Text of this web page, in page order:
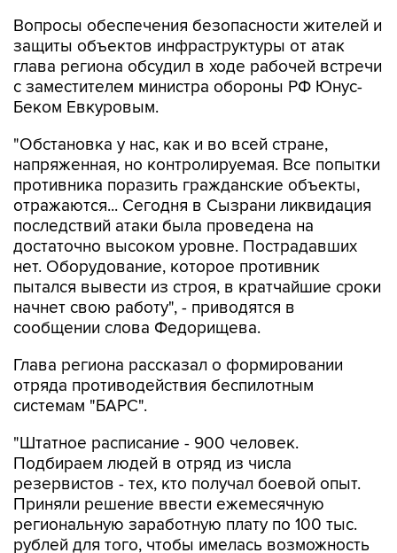
Вопросы обеспечения безопасности жителей и
защиты объектов инфраструктуры от атак
глава региона обсудил в ходе рабочей встречи
с заместителем министра обороны РФ Юнус-
Беком Евкуровым.
"Обстановка у нас, как и во всей стране,
напряженная, но контролируемая. Все попытки
противника поразить гражданские объекты,
отражаются... Сегодня в Сызрани ликвидация
последствий атаки была проведена на
достаточно высоком уровне. Пострадавших
нет. Оборудование, которое противник
пытался вывести из строя, в кратчайшие сроки
начнет свою работу", - приводятся в
сообщении слова Федорищева.
Глава региона рассказал о формировании
отряда противодействия беспилотным
системам "БАРС".
"Штатное расписание - 900 человек.
Подбираем людей в отряд из числа
резервистов - тех, кто получал боевой опыт.
Приняли решение ввести ежемесячную
региональную заработную плату по 100 тыс.
рублей для того, чтобы имелась возможность